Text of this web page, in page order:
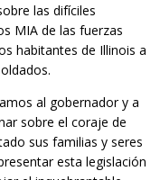
las difíciles
MIA de las fuerzas
habitantes de Illinois a
al gobernador y a
sobre el coraje de
sus familias y seres
esta legislación